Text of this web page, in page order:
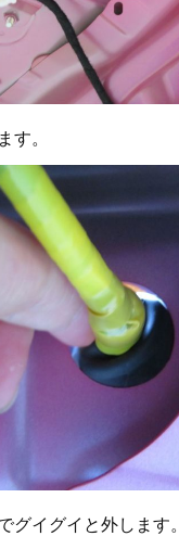
す。
グイグイと外します。